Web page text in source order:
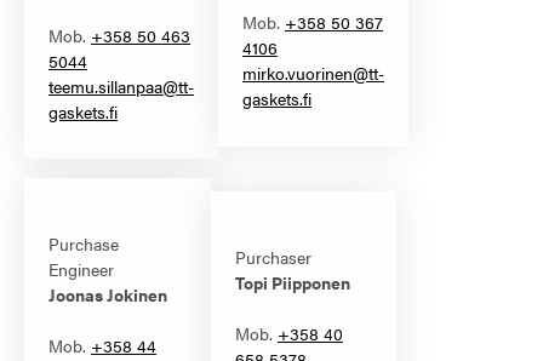
Mob. +358 50 463
5044
teemu.sillanpaa@tt-
gaskets.fi
Mob. +358 50 367
4106
mirko.vuorinen@tt-
gaskets.fi
Purchase
Engineer
Joonas Jokinen
Mob. +358 44
Purchaser
Topi Piipponen
Mob. +358 40